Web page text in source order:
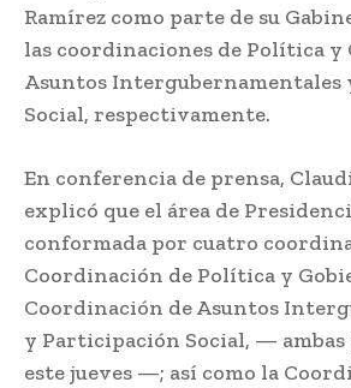
Ramírez como parte de su
las coordinaciones de Política y
Asuntos
Social, respectivamente.
En conferencia de prensa,
explicó que el área de
conformada por cuatro
Coordinación de Política y
Coordinación de Asuntos
y Participación Social, — ambas
este jueves —; así como la